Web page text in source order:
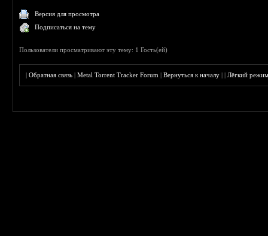
Версия для просмотра
Подписаться на тему
Пользователи просматривают эту тему: 1 Гость(ей)
|Обратная связь |Metal Torrent Tracker Forum |Вернуться к началу ||Лёгкий